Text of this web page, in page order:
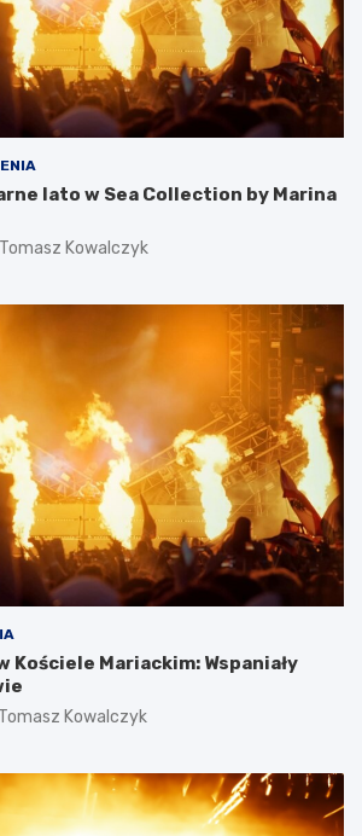
lato w Sea Collection by Marina
Tomasz Kowalczyk
Kościele Mariackim: Wspaniały
Tomasz Kowalczyk